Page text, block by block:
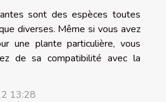
sont des espèces toutes
diverses. Même si vous avez
une plante particulière, vous
de sa compatibilité avec la
13:28